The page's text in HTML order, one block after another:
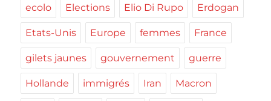
ecolo Elections Elio Di Rupo Erdogan
Etats-Unis Europe femmes France
gilets jaunes gouvernement guerre
Hollande immigrés Iran Macron